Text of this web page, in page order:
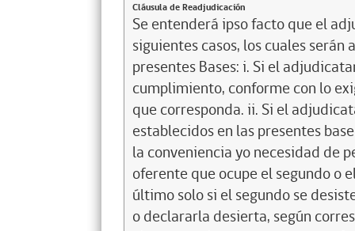
Cláusula de Readjudicación
Se entenderá ipso facto que el
siguientes casos, los cuales
presentes Bases: i. Si el
cumplimiento, conforme con lo
que corresponda. ii. Si el
establecidos en las presentes
la conveniencia yo necesidad de
oferente que ocupe el segundo o
último solo si el segundo se
o declararla desierta, según